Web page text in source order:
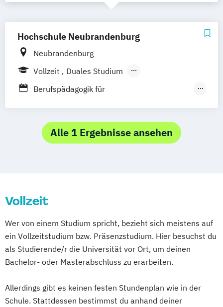
Hochschule Neubrandenburg
Neubrandenburg
Vollzeit
Duales Studium
Berufsbegleitendes Präsenzstudium
Berufspädagogik für
Gesundheitsförderung und Prävention -
Mind Body Health Promotion and
Gesundheitswesen
zur Pflegefachperson
Pflegewissenschaft/Pflegemanagement
Alle 1 Ergebnisse ansehen
Vollzeit
Wer von einem Studium spricht, bezieht sich meistens auf
ein Vollzeitstudium bzw. Präsenzstudium. Hier besuchst du
als Studierende/r die Universität vor Ort, um deinen
Bachelor- oder Masterabschluss zu erarbeiten.
Allerdings gibt es keinen festen Stundenplan wie in der
Schule. Stattdessen bestimmst du anhand deiner